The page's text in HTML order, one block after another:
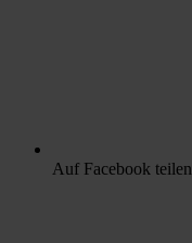
Auf Facebook teilen